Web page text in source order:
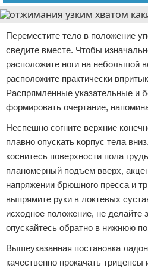
Переместите тело в положение
сведите вместе. Чтобы
расположите ноги на небольшой
расположите практически
Распрямленные указательные и
формировать очертание,
Неспешно согните верхние
плавно опускать корпус тела
коснитесь поверхности пола
планомерный подъем вверх,
напряжении брюшного пресса и
выпрямите руки в локтевых
исходное положение, не делайте
опускайтесь обратно в нижнюю
Вышеуказанная постановка
качественно прокачать